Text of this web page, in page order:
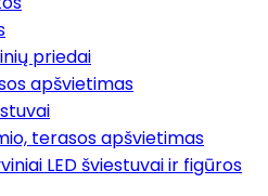
priedai
apšvietimas
terasos apšvietimas
LED šviestuvai ir figūros